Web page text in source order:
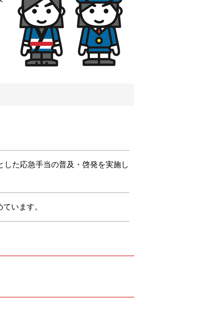
た応急手当の普及・啓発を実施し
います。